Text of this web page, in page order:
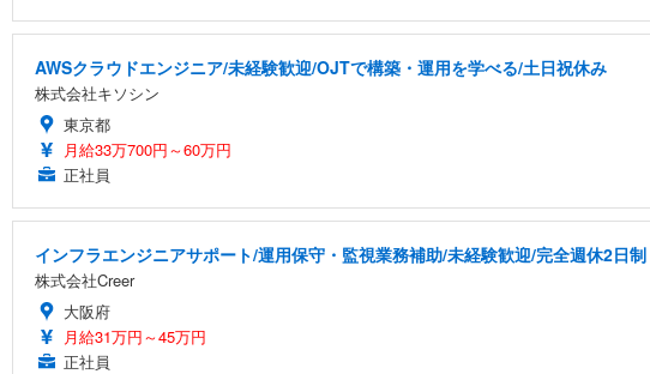
AWSクラウドエンジニア/未経験歓迎/OJTで構築・運用を学べる/土日祝休み
株式会社キソシン
東京都
月給33万700円～60万円
正社員
インフラエンジニアサポート/運用保守・監視業務補助/未経験歓迎/完全週休2日制
株式会社Creer
大阪府
月給31万円～45万円
正社員